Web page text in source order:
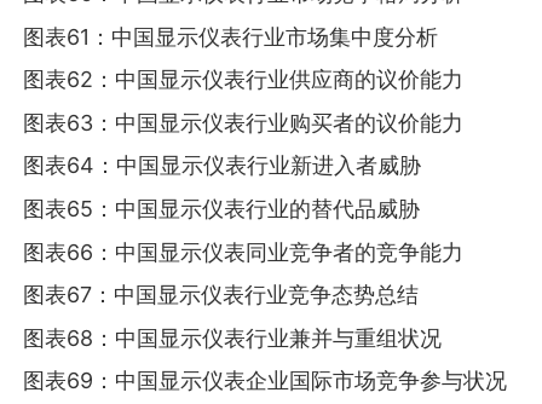
图表61：中国显示仪表行业市场集中度分析
图表62：中国显示仪表行业供应商的议价能力
图表63：中国显示仪表行业购买者的议价能力
图表64：中国显示仪表行业新进入者威胁
图表65：中国显示仪表行业的替代品威胁
图表66：中国显示仪表同业竞争者的竞争能力
图表67：中国显示仪表行业竞争态势总结
图表68：中国显示仪表行业兼并与重组状况
图表69：中国显示仪表企业国际市场竞争参与状况